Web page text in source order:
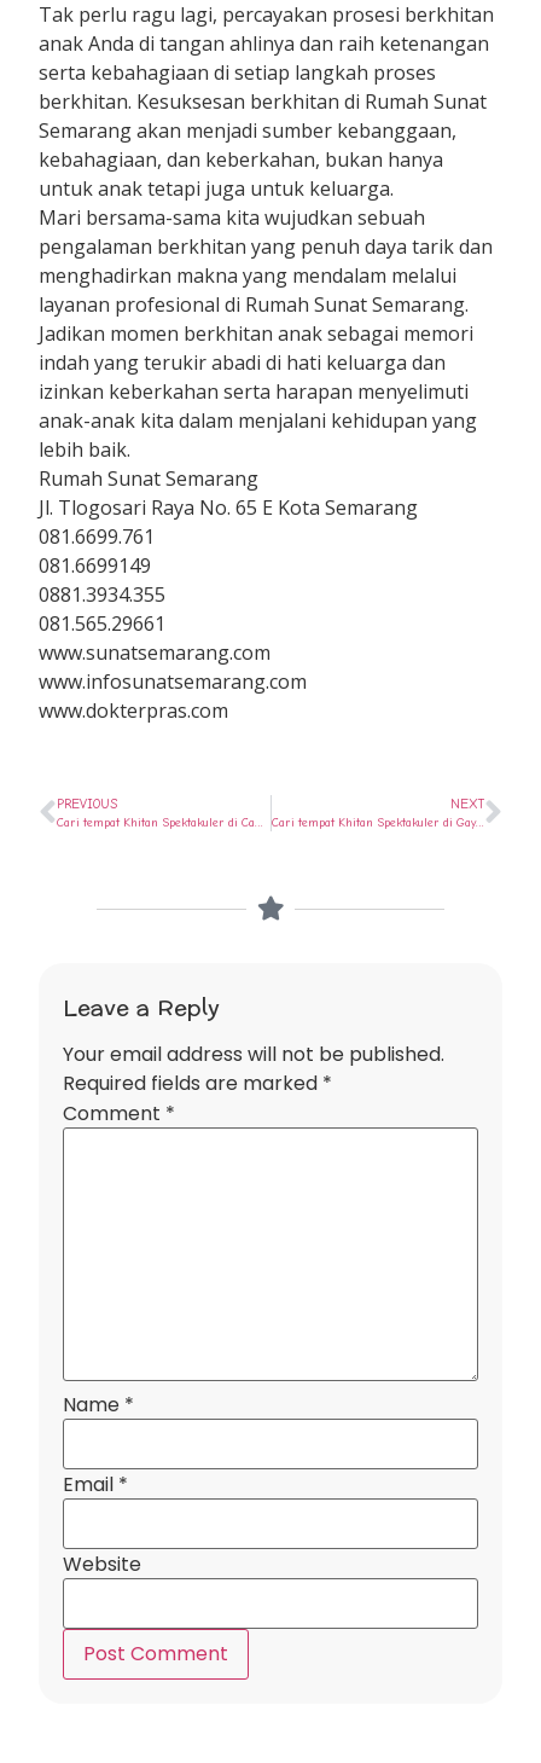
Tak perlu ragu lagi, percayakan prosesi berkhitan
anak Anda di tangan ahlinya dan raih ketenangan
serta kebahagiaan di setiap langkah proses
berkhitan. Kesuksesan berkhitan di Rumah Sunat
Semarang akan menjadi sumber kebanggaan,
kebahagiaan, dan keberkahan, bukan hanya
untuk anak tetapi juga untuk keluarga.
Mari bersama-sama kita wujudkan sebuah
pengalaman berkhitan yang penuh daya tarik dan
menghadirkan makna yang mendalam melalui
layanan profesional di Rumah Sunat Semarang.
Jadikan momen berkhitan anak sebagai memori
indah yang terukir abadi di hati keluarga dan
izinkan keberkahan serta harapan menyelimuti
anak-anak kita dalam menjalani kehidupan yang
lebih baik.
Rumah Sunat Semarang
Jl. Tlogosari Raya No. 65 E Kota Semarang
081.6699.761
081.6699149
0881.3934.355
081.565.29661
www.sunatsemarang.com
www.infosunatsemarang.com
www.dokterpras.com
PREVIOUS NEXT
Cari tempat Khitan Spektakuler di Gayamsari ? Ya di Rumah Sunat Semarang
Leave a Reply
Your email address will not be published.
Required fields are marked *
Comment *
Name *
Email *
Website